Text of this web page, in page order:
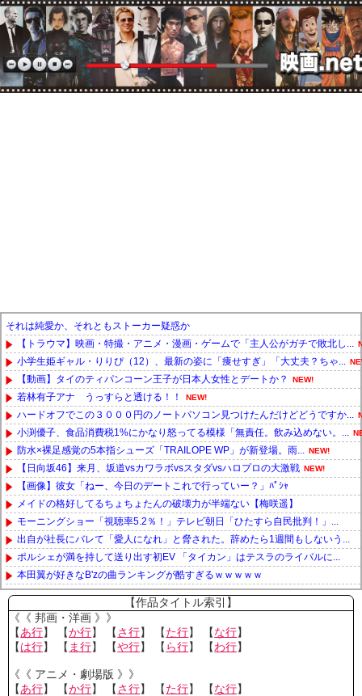
それは純愛か、それともストーカー疑惑か
【トラウマ】映画・特撮・アニメ・漫画・ゲームで「主人公がガチで敗北し...
小学生姫ギャル・りりぴ（12）、最新の姿に「痩せすぎ」「大丈夫？ちゃ...
【動画】タイのティパンコーン王子が日本人女性とデートか？ NEW!
若林有子アナ うっすらと透ける！！ NEW!
ハードオフでこの３０００円のノートパソコン見つけたんだけどどうですか...
小渕優子、食品消費税1%にかなり怒ってる模様「無責任。飲み込めない。...
防水×裸足感覚の5本指シューズ「TRAILOPE WP」が新登場。雨... NEW!
【日向坂46】来月、坂道vsカワラボvsスタダvsハロプロの大激戦 NEW!
【画像】彼女「ねー、今日のデートこれで行っていー？」ﾊﾟｼｬ
メイドの格好してるちょちょたんの破壊力が半端ない【梅咲遥】
モーニングショー「視聴率5.2％！」テレビ朝日「ひたすら自民批判！」...
出自が社長にバレて「愛人になれ」と脅された。辞めたら1週間もしないう...
ポルシェが満を持して送り出す初EV 「タイカン」はテスラのライバルに...
本田翼が好きなB'zの曲ランキングが酷すぎるｗｗｗｗｗ
Powered by livedoor 相互RSS
【作品タイトル索引】
《《 邦画・洋画 》》
【あ行】 【か行】 【さ行】 【た行】 【な行】
【は行】 【 ま行】 【や行】 【 ら行】 【わ行】
《《 アニメ・劇場版 》》
【あ行】 【か行】 【さ行】 【た行】 【な行】